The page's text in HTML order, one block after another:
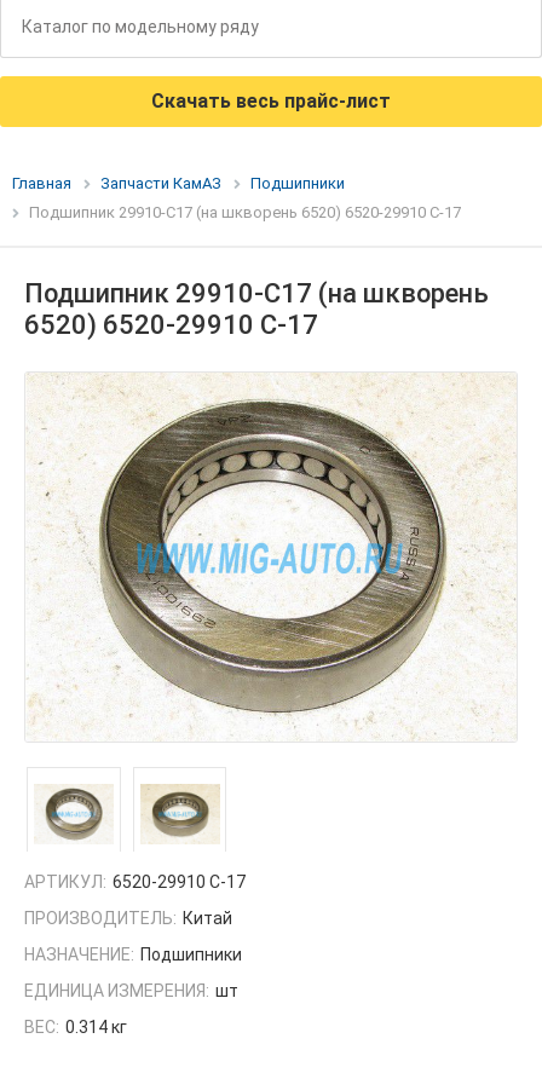
Каталог по модельному ряду
Скачать весь прайс-лист
Главная Запчасти КамАЗ
Подшипники
Подшипник 29910-С17 (на шкворень 6520) 6520-29910 С-17
Подшипник 29910-С17 (на шкворень
6520) 6520-29910 С-17
АРТИКУЛ: 6520-29910 С-17
ПРОИЗВОДИТЕЛЬ: Китай
НАЗНАЧЕНИЕ: Подшипники
ЕДИНИЦА ИЗМЕРЕНИЯ: шт
ВЕС: 0.314 кг